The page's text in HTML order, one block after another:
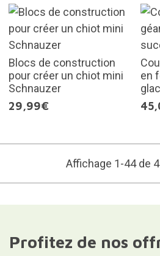
Blocs de construction
pour créer un chiot mini
Schnauzer
29,99€
en
Affichage 1-44 de
Profitez de nos